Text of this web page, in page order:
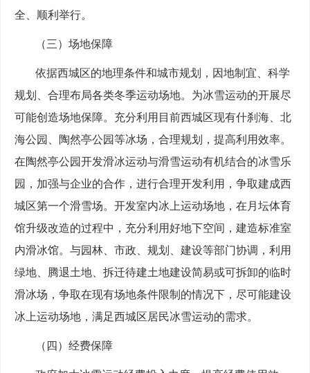
全、顺利举行。
（三）场地保障
依据西城区的地理条件和城市规划，因地制宜、科学
规划、合理布局各类冬季运动场地。为冰雪运动的开展尽
可能创造场地保障。充分利用目前西城区现有什刹海、北
海公园、陶然亭公园等冰场，合理规划，提高利用效率。
在陶然亭公园开发滑冰运动与滑雪运动有机结合的冰雪乐
园，加强与企业的合作，进行合理开发利用，争取建成西
城区第一个滑雪场。开发室内冰上运动场地，在月坛体育
馆升级改造的过程中，充分利用好地下空间，建造标准室
内滑冰馆。与园林、市政、规划、建设等部门协调，利用
绿地、腾退土地、拆迁待建土地建设简易或可拆卸的临时
滑冰场，争取在现有场地条件限制的情况下，尽可能建设
冰上运动场地，满足西城区居民冰雪运动的需求。
（四）经费保障